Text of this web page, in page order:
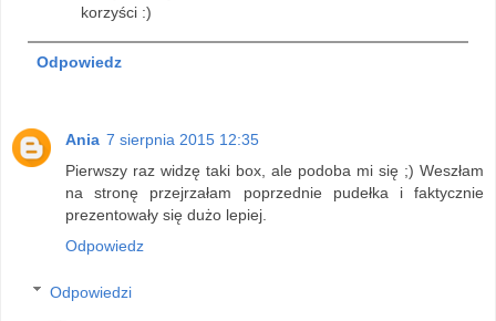
korzyści :)
Odpowiedz
Ania 7 sierpnia 2015 12:35
Pierwszy raz widzę taki box, ale podoba mi się ;) Weszłam
na stronę przejrzałam poprzednie pudełka i faktycznie
prezentowały się dużo lepiej.
Odpowiedz
Odpowiedzi